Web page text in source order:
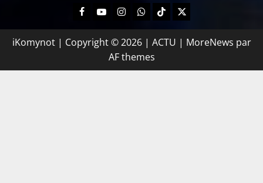
iKomynot | Copyright © 2026 | ACTU | MoreNews par
AF themes